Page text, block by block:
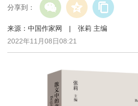
分享到：
来源：中国作家网 | 张莉 主编
2022年11月08日08:21